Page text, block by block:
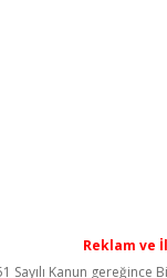
Reklam ve
Sayılı Kanun